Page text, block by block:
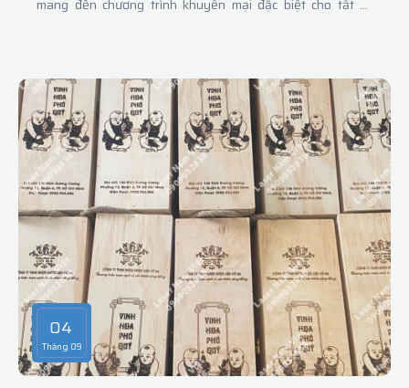
mang đến chương trình khuyến mại đặc biệt cho tất cả
nhất.
04
Tháng 09